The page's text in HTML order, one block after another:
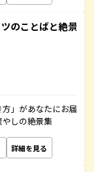
のことばと絶景
」があなたにお届
しの絶景集
詳細を見る